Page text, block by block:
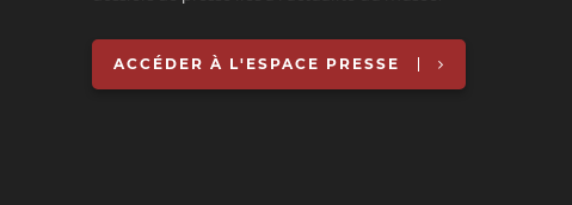
ACCÉDER À L'ESPACE PRESSE